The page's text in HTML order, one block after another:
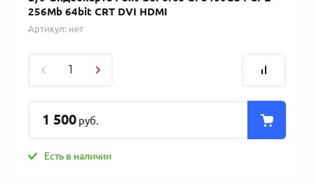
256Mb 64bit CRT DVI HDMI
Артикул: нет
1 500 руб.
Есть в наличии